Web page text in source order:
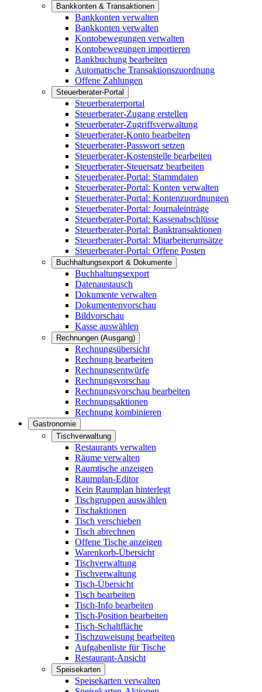
Bankkonten & Transaktionen
Bankkonten verwalten
Bankkonten verwalten
Kontobewegungen verwalten
Kontobewegungen importieren
Bankbuchung bearbeiten
Automatische Transaktionszuordnung
Offene Zahlungen
Steuerberater-Portal
Steuerberaterportal
Steuerberater-Zugang erstellen
Steuerberater-Zugriffsverwaltung
Steuerberater-Konto bearbeiten
Steuerberater-Passwort setzen
Steuerberater-Kostenstelle bearbeiten
Steuerberater-Steuersatz bearbeiten
Steuerberater-Portal: Stammdaten
Steuerberater-Portal: Konten verwalten
Steuerberater-Portal: Kontenzuordnungen
Steuerberater-Portal: Journaleinträge
Steuerberater-Portal: Kassenabschlüsse
Steuerberater-Portal: Banktransaktionen
Steuerberater-Portal: Mitarbeiterumsätze
Steuerberater-Portal: Offene Posten
Buchhaltungsexport & Dokumente
Buchhaltungsexport
Datenaustausch
Dokumente verwalten
Dokumentenvorschau
Bildvorschau
Kasse auswählen
Rechnungen (Ausgang)
Rechnungsübersicht
Rechnung bearbeiten
Rechnungsentwürfe
Rechnungsvorschau
Rechnungsvorschau bearbeiten
Rechnungsaktionen
Rechnung kombinieren
Gastronomie
Tischverwaltung
Restaurants verwalten
Räume verwalten
Raumtische anzeigen
Raumplan-Editor
Kein Raumplan hinterlegt
Tischgruppen auswählen
Tischaktionen
Tisch verschieben
Tisch abrechnen
Offene Tische anzeigen
Warenkorb-Übersicht
Tischverwaltung
Tischverwaltung
Tisch-Übersicht
Tisch bearbeiten
Tisch-Info bearbeiten
Tisch-Position bearbeiten
Tisch-Schaltfläche
Tischzuweisung bearbeiten
Aufgabenliste für Tische
Restaurant-Ansicht
Speisekarten
Speisekarten verwalten